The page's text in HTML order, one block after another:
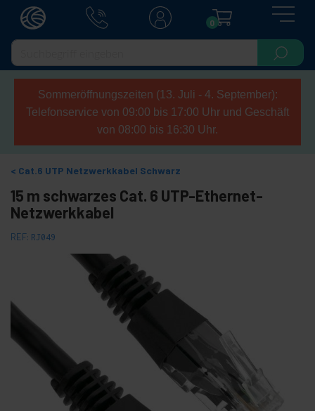
0
Sommeröffnungszeiten (13. Juli - 4. September):
Telefonservice von 09:00 bis 17:00 Uhr und Geschäft
von 08:00 bis 16:30 Uhr.
Cat.6 UTP Netzwerkkabel Schwarz
15 m schwarzes Cat. 6 UTP-Ethernet-
Netzwerkkabel
REF: RJ049